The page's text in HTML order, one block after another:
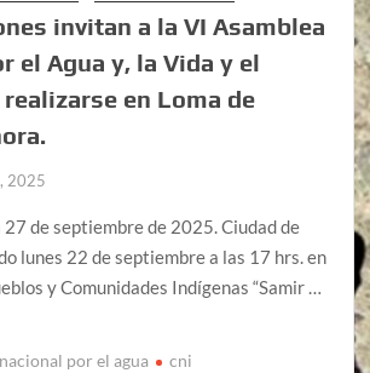
invitan a la VI Asamblea
el Agua y, la Vida y el
en Loma de
2025
de septiembre de 2025. Ciudad de
lunes 22 de septiembre a las 17 hrs. en
y Comunidades Indígenas “Samir …
por el agua cni